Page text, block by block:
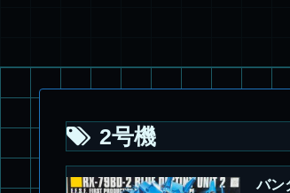
2号機
バン